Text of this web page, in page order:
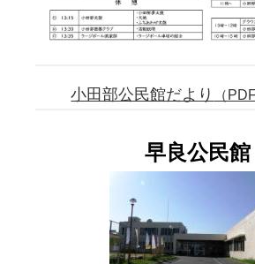
小田部公民館だより （
早良公民館